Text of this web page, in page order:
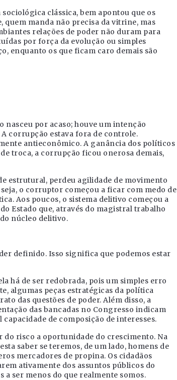
clássica, bem apontou que os
quem manda não precisa da vitrine, mas
relações de poder não duram para
por força da evolução ou simples
enquanto os que ficam caro demais são
nasceu por acaso; houve um intenção
corrupção estava fora de controle.
antieconômico. A ganância dos políticos
troca, a corrupção ficou onerosa demais,
estrutural, perdeu agilidade de movimento
o corruptor começou a ficar com medo de
Aos poucos, o sistema delitivo começou a
Estado que, através do magistral trabalho
núcleo delitivo.
definido. Isso significa que podemos estar
há de ser redobrada, pois um simples erro
algumas peças estratégicas da política
das questões de poder. Além disso, a
das bancadas no Congresso indicam
de composição de interesses.
do risco a oportunidade do crescimento. Na
saber se teremos, de um lado, homens de
mercadores de propina. Os cidadãos
ativamente dos assuntos públicos do
ser menos do que realmente somos.